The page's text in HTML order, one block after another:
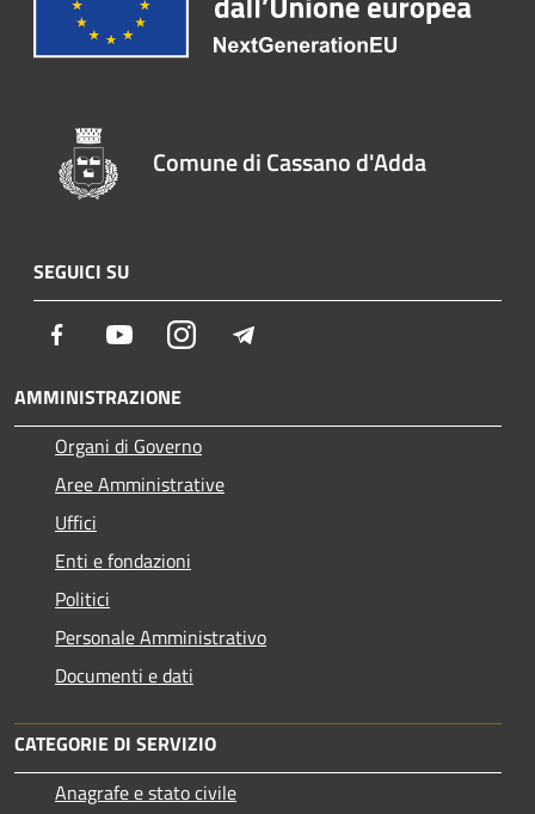
Comune di Cassano d'Adda
SEGUICI SU
Facebook YoutubeInstagram
AMMINISTRAZIONE
Organi di Governo
Aree Amministrative
Uffici
Enti e fondazioni
Politici
Personale Amministrativo
Documenti e dati
CATEGORIE DI SERVIZIO
Anagrafe e stato civile